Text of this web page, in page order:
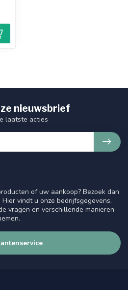
of uw aankoop? Bezoek dan
vindt u onze bedrijfsgegevens,
vragen en verschillende manieren
nieuwsbrief
laatste acties